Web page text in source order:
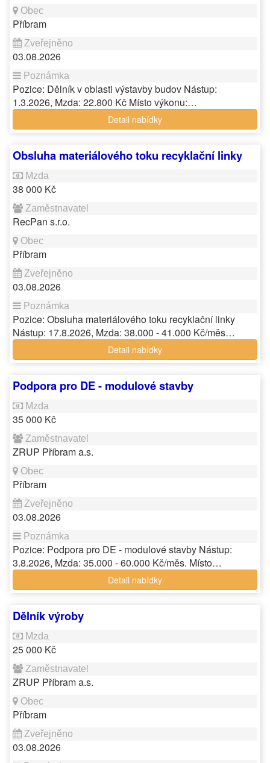
Příbram
03.08.2026
Pozice: Dělník v oblasti výstavby budov Nástup:
1.3.2026, Mzda: 22.800 Kč Místo výkonu:…
Detail nabídky
Obsluha materiálového toku recyklační linky
38 000 Kč
RecPan s.r.o.
Příbram
03.08.2026
Pozice: Obsluha materiálového toku recyklační linky
Nástup: 17.8.2026, Mzda: 38.000 - 41.000 Kč/měs…
Detail nabídky
Podpora pro DE - modulové stavby
35 000 Kč
ZRUP Příbram a.s.
Příbram
03.08.2026
Pozice: Podpora pro DE - modulové stavby Nástup:
3.8.2026, Mzda: 35.000 - 60.000 Kč/měs. Místo…
Detail nabídky
Dělník výroby
25 000 Kč
ZRUP Příbram a.s.
Příbram
03.08.2026